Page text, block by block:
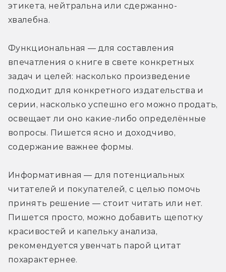
этикета, нейтральна или сдержанно-
хвалебна.
Функциональная — для составления
впечатления о книге в свете конкретных
задач и целей: насколько произведение
подходит для конкретного издательства и
серии, насколько успешно его можно продать,
освещает ли оно какие-либо определённые
вопросы. Пишется ясно и доходчиво,
содержание важнее формы.
Информативная — для потенциальных
читателей и покупателей, с целью помочь
принять решение — стоит читать или нет.
Пишется просто, можно добавить щепотку
красивостей и капельку анализа,
рекомендуется увенчать парой цитат
похарактернее.